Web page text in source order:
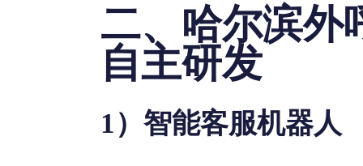
二、哈尔滨外
自主研发
1）智能客服机器人